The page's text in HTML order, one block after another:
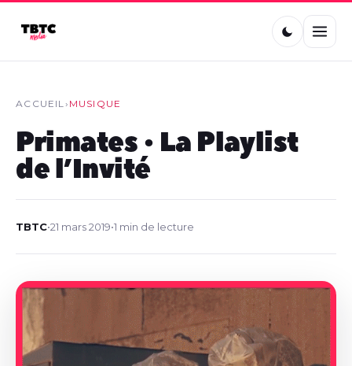
ACCUEIL› MUSIQUE
Primates • La Playlist
de l’Invité
TBTC•21 mars 2019•1 min de lecture